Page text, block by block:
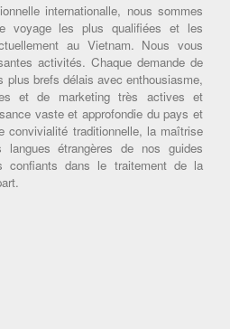
internationalle, nous sommes
voyage les plus qualifiées et les
au Vietnam. Nous vous
activités. Chaque demande de
plus brefs délais avec enthousiasme,
et de marketing très actives et
vaste et approfondie du pays et
convivialité traditionnelle, la maîtrise
étrangères de nos guides
confiants dans le traitement de la